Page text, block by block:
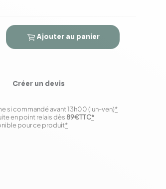
Ajouter au panier
Créer un devis
si commandé avant 13h00 (lun-ven)*
pour ce produit*
en point relais dès 89€TTC*